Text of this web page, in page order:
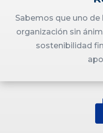
Sabemos que uno
organización sin
sostenibilidad